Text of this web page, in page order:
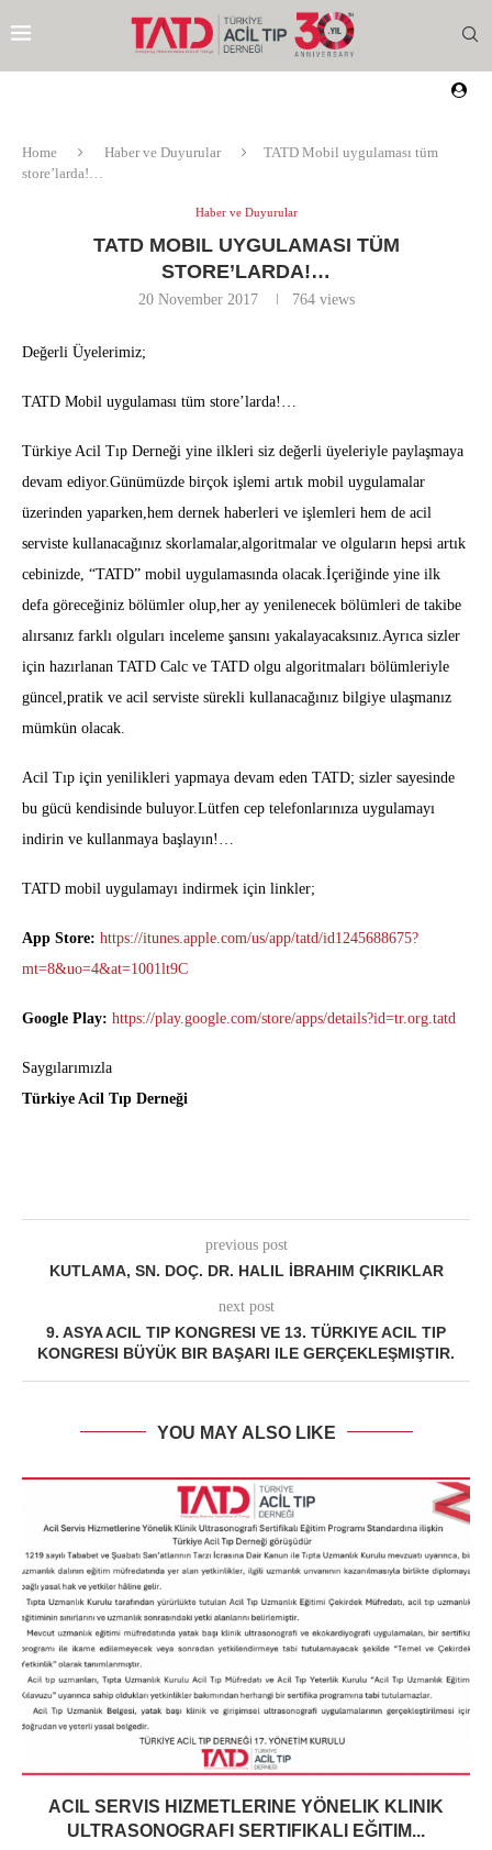
Home Haber ve Duyurular
TATD Mobil uygulaması tüm
store’larda!…
Haber ve Duyurular
TATD MOBIL UYGULAMASI TÜM
STORE’LARDA!…
20 November 2017 764views
Değerli Üyelerimiz;
TATD Mobil uygulaması tüm store’larda!…
Türkiye Acil Tıp Derneği yine ilkleri siz değerli üyeleriyle paylaşmaya
devam ediyor.Günümüzde birçok işlemi artık mobil uygulamalar
üzerinden yaparken,hem dernek haberleri ve işlemleri hem de acil
serviste kullanacağınız skorlamalar,algoritmalar ve olguların hepsi artık
cebinizde, “TATD” mobil uygulamasında olacak.İçeriğinde yine ilk
defa göreceğiniz bölümler olup,her ay yenilenecek bölümleri de takibe
alırsanız farklı olguları inceleme şansını yakalayacaksınız.Ayrıca sizler
için hazırlanan TATD Calc ve TATD olgu algoritmaları bölümleriyle
güncel,pratik ve acil serviste sürekli kullanacağınız bilgiye ulaşmanız
mümkün olacak.
Acil Tıp için yenilikleri yapmaya devam eden TATD; sizler sayesinde
bu gücü kendisinde buluyor.Lütfen cep telefonlarınıza uygulamayı
indirin ve kullanmaya başlayın!…
TATD mobil uygulamayı indirmek için linkler;
App Store: https://itunes.apple.com/us/app/tatd/id1245688675?
mt=8&uo=4&at=1001lt9C
Google Play: https://play.google.com/store/apps/details?id=tr.org.tatd
Saygılarımızla
Türkiye Acil Tıp Derneği
previous post
KUTLAMA, SN. DOÇ. DR. HALIL İBRAHIM ÇIKRIKLAR
next post
9. ASYA ACIL TIP KONGRESI VE 13. TÜRKIYE ACIL TIP
KONGRESI BÜYÜK BIR BAŞARI ILE GERÇEKLEŞMIŞTIR.
YOU MAY ALSO LIKE
ACIL SERVIS HIZMETLERINE YÖNELIK KLINIK
ULTRASONOGRAFI SERTIFIKALI EĞITIM...